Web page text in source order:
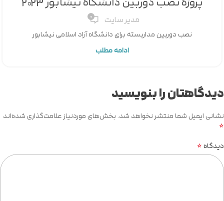
مدیر سایت 0
نصب دوربین مداربسته برای دانشگاه آزاد اسلامی نیشابور
ادامه مطلب
دیدگاهتان را بنویسید
نشانی ایمیل شما منتشر نخواهد شد.بخش‌های موردنیاز علامت‌گذاری شده‌اند
*
دیدگاه*